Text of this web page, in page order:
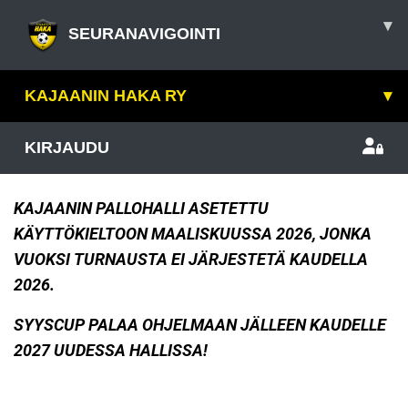
SEURANAVIGOINTI ▾
KAJAANIN HAKA RY ▾
KIRJAUDU
KAJAANIN PALLOHALLI ASETETTU
KÄYTTÖKIELTOON MAALISKUUSSA 2026, JONKA
VUOKSI TURNAUSTA EI JÄRJESTETÄ KAUDELLA
2026.
SYYSCUP PALAA OHJELMAAN JÄLLEEN KAUDELLE
2027 UUDESSA HALLISSA!